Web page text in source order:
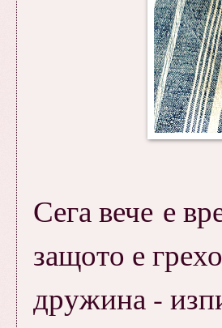
Сега вече е
защото е
дружина -